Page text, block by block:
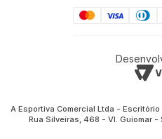
A Esportiva Comercial Ltda -
Rua Silveiras, 468 - Vl. Guiomar -